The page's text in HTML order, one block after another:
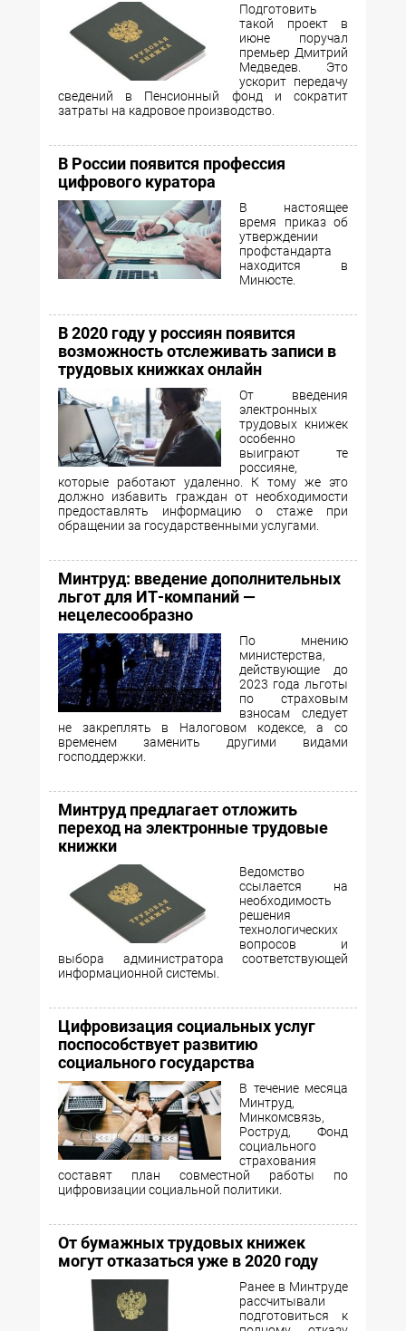
Подготовить
такой проект в
июне поручал
премьер Дмитрий
Медведев. Это
ускорит передачу
сведений в Пенсионный фонд и сократит
затраты на кадровое производство.
В России появится профессия
цифрового куратора
В настоящее
время приказ об
утверждении
профстандарта
находится в
Минюсте.
В 2020 году у россиян появится
возможность отслеживать записи в
трудовых книжках онлайн
От введения
электронных
трудовых книжек
особенно
выиграют те
россияне,
которые работают удаленно. К тому же это
должно избавить граждан от необходимости
предоставлять информацию о стаже при
обращении за государственными услугами.
Минтруд: введение дополнительных
льгот для ИТ-компаний —
нецелесообразно
По мнению
министерства,
действующие до
2023 года льготы
по страховым
взносам следует
не закреплять в Налоговом кодексе, а со
временем заменить другими видами
господдержки.
Минтруд предлагает отложить
переход на электронные трудовые
книжки
Ведомство
ссылается на
необходимость
решения
технологических
вопросов и
выбора администратора соответствующей
информационной системы.
Цифровизация социальных услуг
поспособствует развитию
социального государства
В течение месяца
Минтруд,
Минкомсвязь,
Роструд, Фонд
социального
страхования
составят план совместной работы по
цифровизации социальной политики.
От бумажных трудовых книжек
могут отказаться уже в 2020 году
Ранее в Минтруде
рассчитывали
подготовиться к